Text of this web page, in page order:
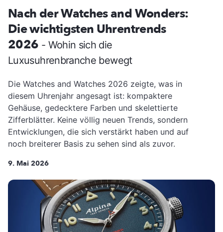
Nach der Watches and Wonders:
Die wichtigsten Uhrentrends
2026 - Wohin sich die
Luxusuhrenbranche bewegt
Die Watches and Watches 2026 zeigte, was in
diesem Uhrenjahr angesagt ist: kompaktere
Gehäuse, gedecktere Farben und skelettierte
Zifferblätter. Keine völlig neuen Trends, sondern
Entwicklungen, die sich verstärkt haben und auf
noch breiterer Basis zu sehen sind als zuvor.
9. Mai 2026